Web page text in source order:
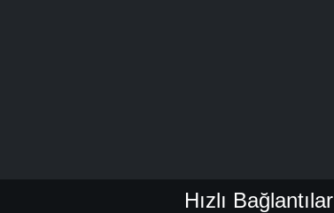
Hızlı Bağlantılar